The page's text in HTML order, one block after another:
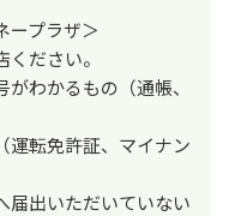
ープラザ＞
ださい。
わかるもの（通帳、
運転免許証、マイナン
出いただいていない